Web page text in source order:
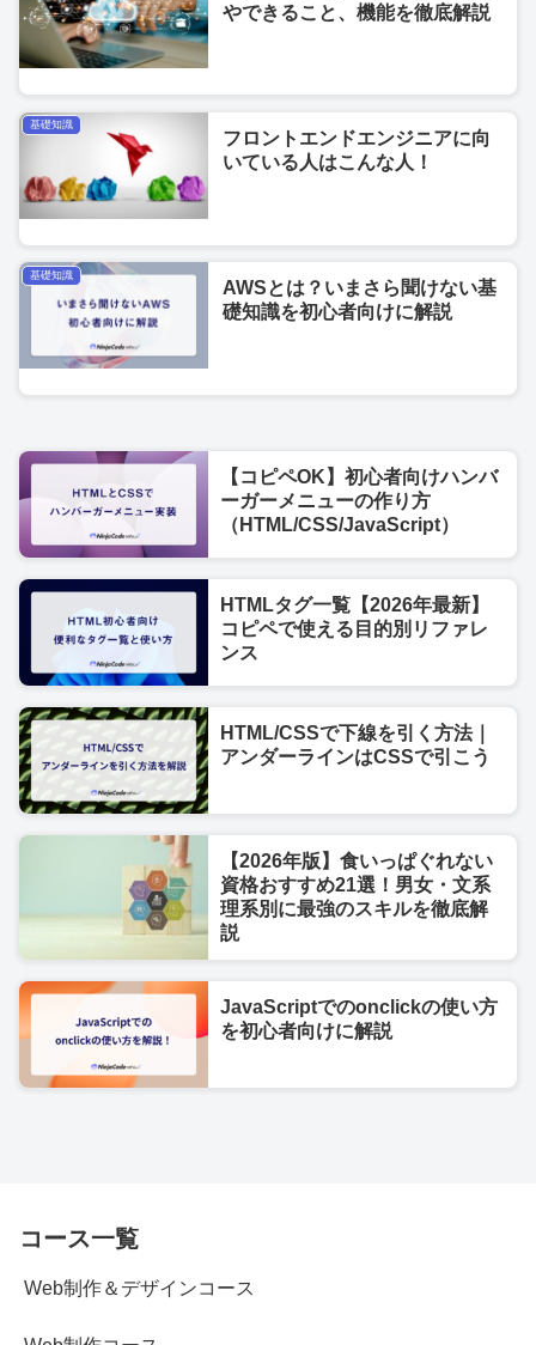
やできること、機能を徹底解説
基礎知識
フロントエンドエンジニアに向
いている人はこんな人！
基礎知識
AWSとは？いまさら聞けない基
礎知識を初心者向けに解説
【コピペOK】初心者向けハンバ
ーガーメニューの作り方
（HTML/CSS/JavaScript）
HTMLタグ一覧【2026年最新】
コピペで使える目的別リファレ
ンス
HTML/CSSで下線を引く方法｜
アンダーラインはCSSで引こう
【2026年版】食いっぱぐれない
資格おすすめ21選！男女・文系
理系別に最強のスキルを徹底解
説
JavaScriptでのonclickの使い方
を初心者向けに解説
コース一覧
Web制作＆デザインコース